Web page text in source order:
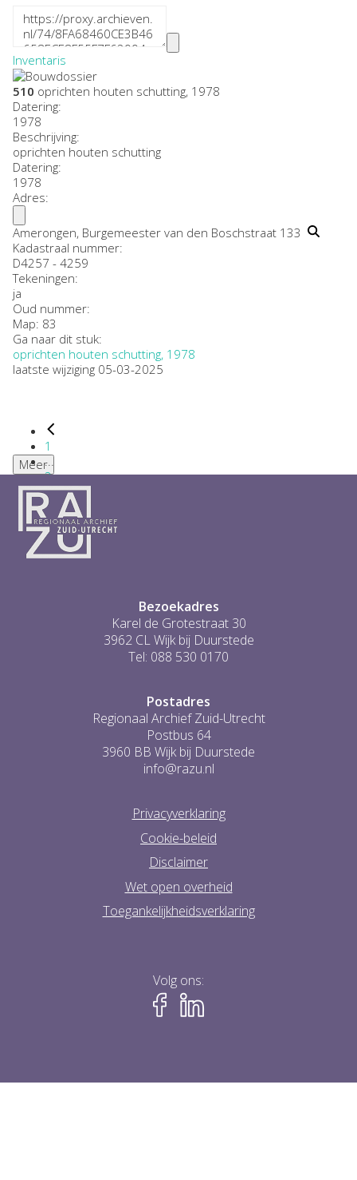
Inventaris
510 oprichten houten schutting, 1978
Datering:
1978
Beschrijving:
oprichten houten schutting
Datering:
1978
Adres:
Amerongen, Burgemeester van den Boschstraat 133
Kadastraal nummer:
D4257 - 4259
Tekeningen:
ja
Oud nummer:
Map: 83
Ga naar dit stuk:
oprichten houten schutting, 1978
laatste wijziging 05-03-2025
1
...
2
3
4
5
6
...
Meer
Bezoekadres
Karel de Grotestraat 30
3962 CL Wijk bij Duurstede
Tel: 088 530 0170
Postadres
Regionaal Archief Zuid-Utrecht
Postbus 64
3960 BB Wijk bij Duurstede
info@razu.nl
Privacyverklaring
Cookie-beleid
Disclaimer
Wet open overheid
Toegankelijkheidsverklaring
Volg ons: